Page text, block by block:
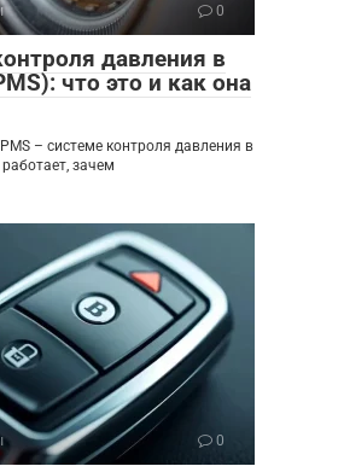
0
давления в
что это и как она
– системе контроля давления в
зачем
0